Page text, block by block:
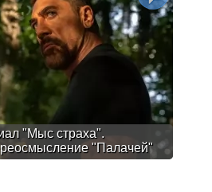
"Мыс страха".
"Палачей"